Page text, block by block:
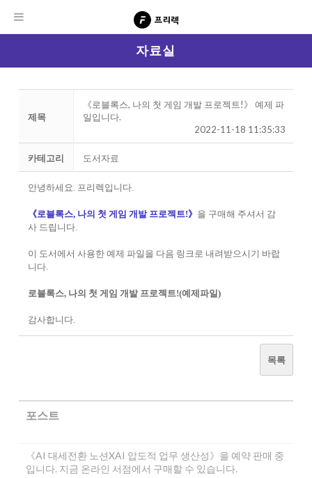
자료실
제목
《로블록스, 나의 첫 게임 개발 프로젝트!》 예제 파
일입니다.
2022-11-18 11:35:33
카테고리 도서자료
안녕하세요. 프리렉입니다.
《로블록스, 나의 첫 게임 개발 프로젝트!》 을 구매해 주셔서 감
사 드립니다.
이 도서에서 사용한 예제 파일을 다음 링크로 내려받으시기 바랍
니다.
로블록스, 나의 첫 게임 개발 프로젝트!(예제파일)
감사합니다.
목록
포스트
《AI 대세전환 노션XAI 압도적 업무 생산성》을 예약 판매 중
입니다. 지금 온라인 서점에서 구매할 수 있습니다.